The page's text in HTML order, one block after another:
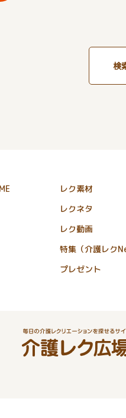
検
レク素材
レクネタ
レク動画
特集（介護レク
プレゼント